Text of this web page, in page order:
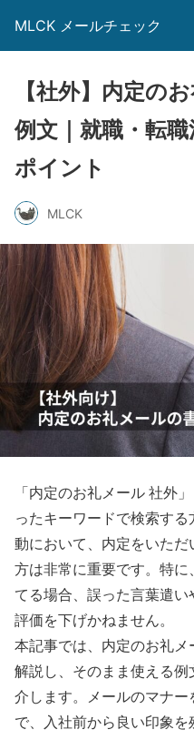
MLCK メールチェック
【社外】内定の
例文｜就職・転
ポイント
MLCK
「内定のお礼メール 社外
ったキーワードで検索す
動において、内定をいた
方は非常に重要です。特
てる場合、誤った言葉遣
評価を下げかねません。
本記事では、内定のお礼
解説し、そのまま使える
介します。メールのマナ
で、入社前から良い印象を